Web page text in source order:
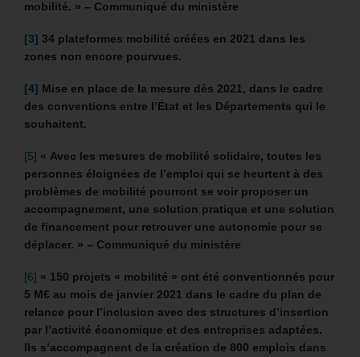
mobilité. » – Communiqué du ministère
[3] 34 plateformes mobilité créées en 2021 dans les
zones non encore pourvues.
[4] Mise en place de la mesure dès 2021, dans le cadre
des conventions entre l’État et les Départements qui le
souhaitent.
[5] « Avec les mesures de mobilité solidaire, toutes les
personnes éloignées de l’emploi qui se heurtent à des
problèmes de mobilité pourront se voir proposer un
accompagnement, une solution pratique et une solution
de financement pour retrouver une autonomie pour se
déplacer. » – Communiqué du ministère
[6] « 150 projets « mobilité » ont été conventionnés pour
5 M€ au mois de janvier 2021 dans le cadre du plan de
relance pour l’inclusion avec des structures d’insertion
par l’activité économique et des entreprises adaptées.
Ils s’accompagnent de la création de 800 emplois dans